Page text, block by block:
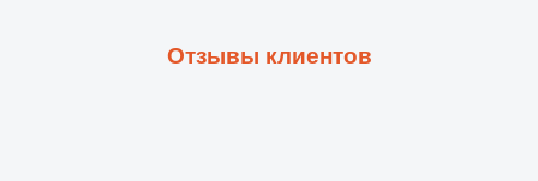
Отзывы клиентов